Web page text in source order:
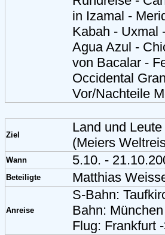
in Izamal -
Kabah - Uxmal
Agua Azul -
von Bacalar -
Occidental
Vor/Nachteile
Ziel
Land und
(Meiers
Wann 5.10. -
Beteiligte Matthias
Anreise
S-Bahn:
Bahn:
Flug: Frankfurt